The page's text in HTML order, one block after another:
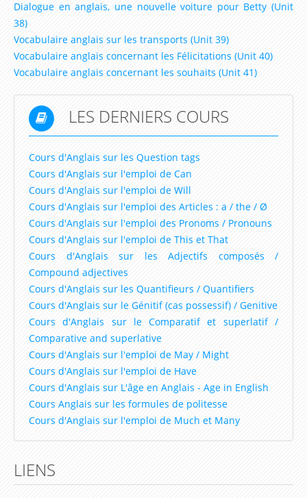
Lesson 30 – You’ve already been a big champion,
haven’t you ?
Vidéos Ted et Betty
book)
Animations et Vidéos en Anglais
Chansons et Comptines pour apprendre l'anglais
Dessins animés pour apprendre l'anglais
Extraits de films, documentaires, discours pour
apprendre l'anglais
Karaoke version Anglaise
Conversations avec Ted et betty
Jeux / Coloriage
Coloriage en ligne
Coloriage à imprimer
Dialogue en anglais, une nouvelle voiture pour Betty (Unit
38)
Vocabulaire anglais sur les transports (Unit 39)
Vocabulaire anglais concernant les Félicitations (Unit 40)
Vocabulaire anglais concernant les souhaits (Unit 41)
LES DERNIERS COURS
Cours d'Anglais sur les Question tags
Cours d'Anglais sur l'emploi de Can
Cours d'Anglais sur l'emploi de Will
Cours d'Anglais sur l'emploi des Articles : a / the / Ø
Cours d'Anglais sur l'emploi des Pronoms / Pronouns
Cours d'Anglais sur l'emploi de This et That
Cours d'Anglais sur les Adjectifs composés /
Compound adjectives
Cours d'Anglais sur les Quantifieurs / Quantifiers
Cours d'Anglais sur le Génitif (cas possessif) / Genitive
Cours d'Anglais sur le Comparatif et superlatif /
Comparative and superlative
Cours d'Anglais sur l'emploi de May / Might
Cours d'Anglais sur l'emploi de Have
Cours d'Anglais sur L'âge en Anglais - Age in English
Cours Anglais sur les formules de politesse
Cours d'Anglais sur l'emploi de Much et Many
LIENS